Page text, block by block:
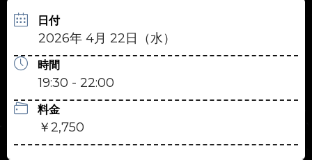
日付
2026年 4月 22日（水）
時間
19:30 - 22:00
料金
￥2,750